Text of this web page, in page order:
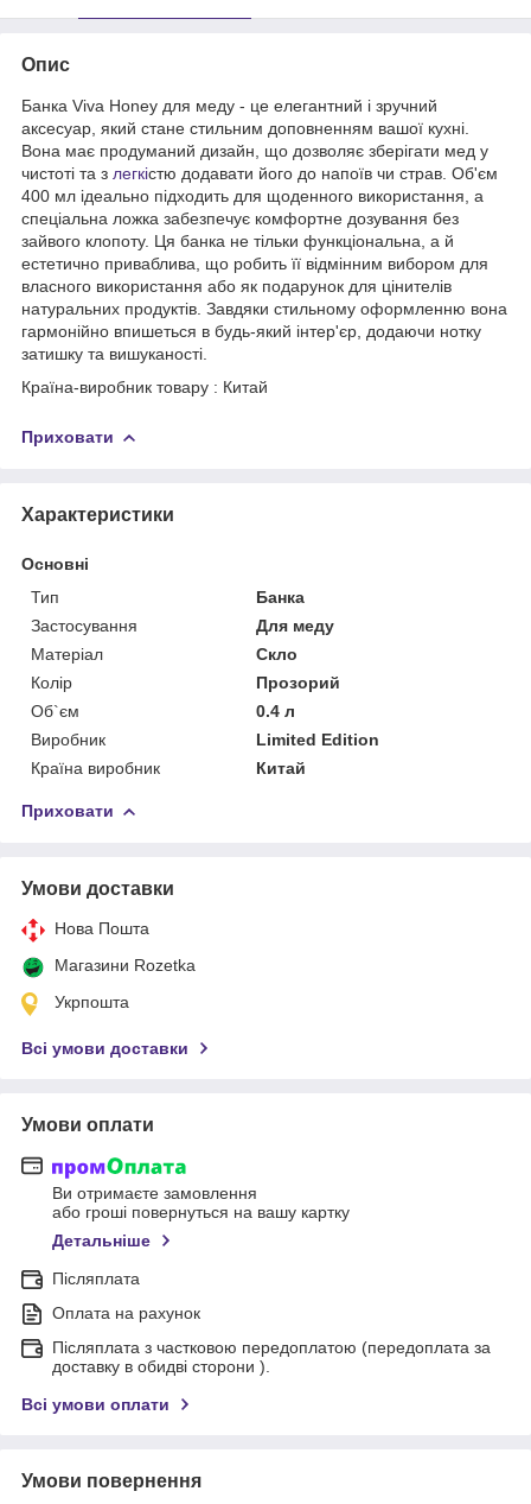
Опис
Банка Viva Honey для меду - це елегантний і зручний
аксесуар, який стане стильним доповненням вашої кухні.
Вона має продуманий дизайн, що дозволяє зберігати мед у
чистоті та з легкістю додавати його до напоїв чи страв. Об'єм
400 мл ідеально підходить для щоденного використання, а
спеціальна ложка забезпечує комфортне дозування без
зайвого клопоту. Ця банка не тільки функціональна, а й
естетично приваблива, що робить її відмінним вибором для
власного використання або як подарунок для цінителів
натуральних продуктів. Завдяки стильному оформленню вона
гармонійно впишеться в будь-який інтер'єр, додаючи нотку
затишку та вишуканості.
Країна-виробник товару : Китай
Приховати
Характеристики
Основні
Тип
Банка
Застосування
Для меду
Матеріал
Скло
Колір
Прозорий
Об`єм
0.4 л
Виробник
Limited Edition
Країна виробник
Китай
Приховати
Умови доставки
Нова Пошта
Магазини Rozetka
Укрпошта
Всі умови доставки
Умови оплати
Ви отримаєте замовлення
або гроші повернуться на вашу картку
Детальніше
Післяплата
Оплата на рахунок
Післяплата з частковою передоплатою (передоплата за
доставку в обидві сторони ).
Всі умови оплати
Умови повернення